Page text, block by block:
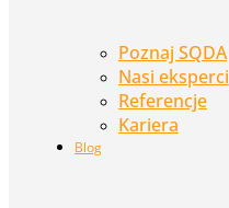
Poznaj SQDA
Nasi eksperci
Referencje
Kariera
Blog